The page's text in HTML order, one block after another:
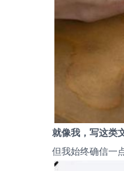
就像我，写这类
但我始终确信一